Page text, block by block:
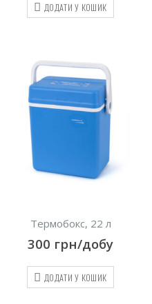
ДОДАТИ У КОШИК
Термобокс, 22 л
300 грн/добу
ДОДАТИ У КОШИК